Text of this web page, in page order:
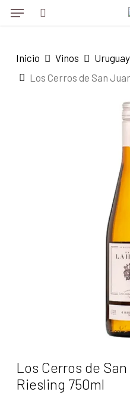
Skip
content
Menu
Inicio Vinos Uruguay
Los Cerros de San
Los Cerros de
Riesling 750ml